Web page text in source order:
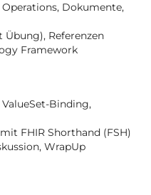
Operations, Dokumente,
Übung), Referenzen
Framework
ValueSet-Binding,
FHIR Shorthand (FSH)
WrapUp